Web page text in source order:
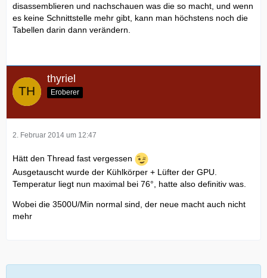
disassemblieren und nachschauen was die so macht, und wenn
es keine Schnittstelle mehr gibt, kann man höchstens noch die
Tabellen darin dann verändern.
thyriel
Eroberer
2. Februar 2014 um 12:47
Hätt den Thread fast vergessen
Ausgetauscht wurde der Kühlkörper + Lüfter der GPU.
Temperatur liegt nun maximal bei 76°, hatte also definitiv was.
Wobei die 3500U/Min normal sind, der neue macht auch nicht
mehr